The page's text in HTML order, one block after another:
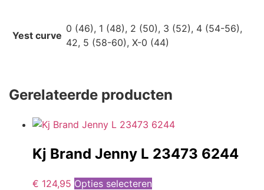
Yest curve
0 (46), 1 (48), 2 (50), 3 (52), 4 (54-56),
42, 5 (58-60), X-0 (44)
Gerelateerde producten
Kj Brand Jenny L 23473 6244
€ 124,95 Opties selecteren